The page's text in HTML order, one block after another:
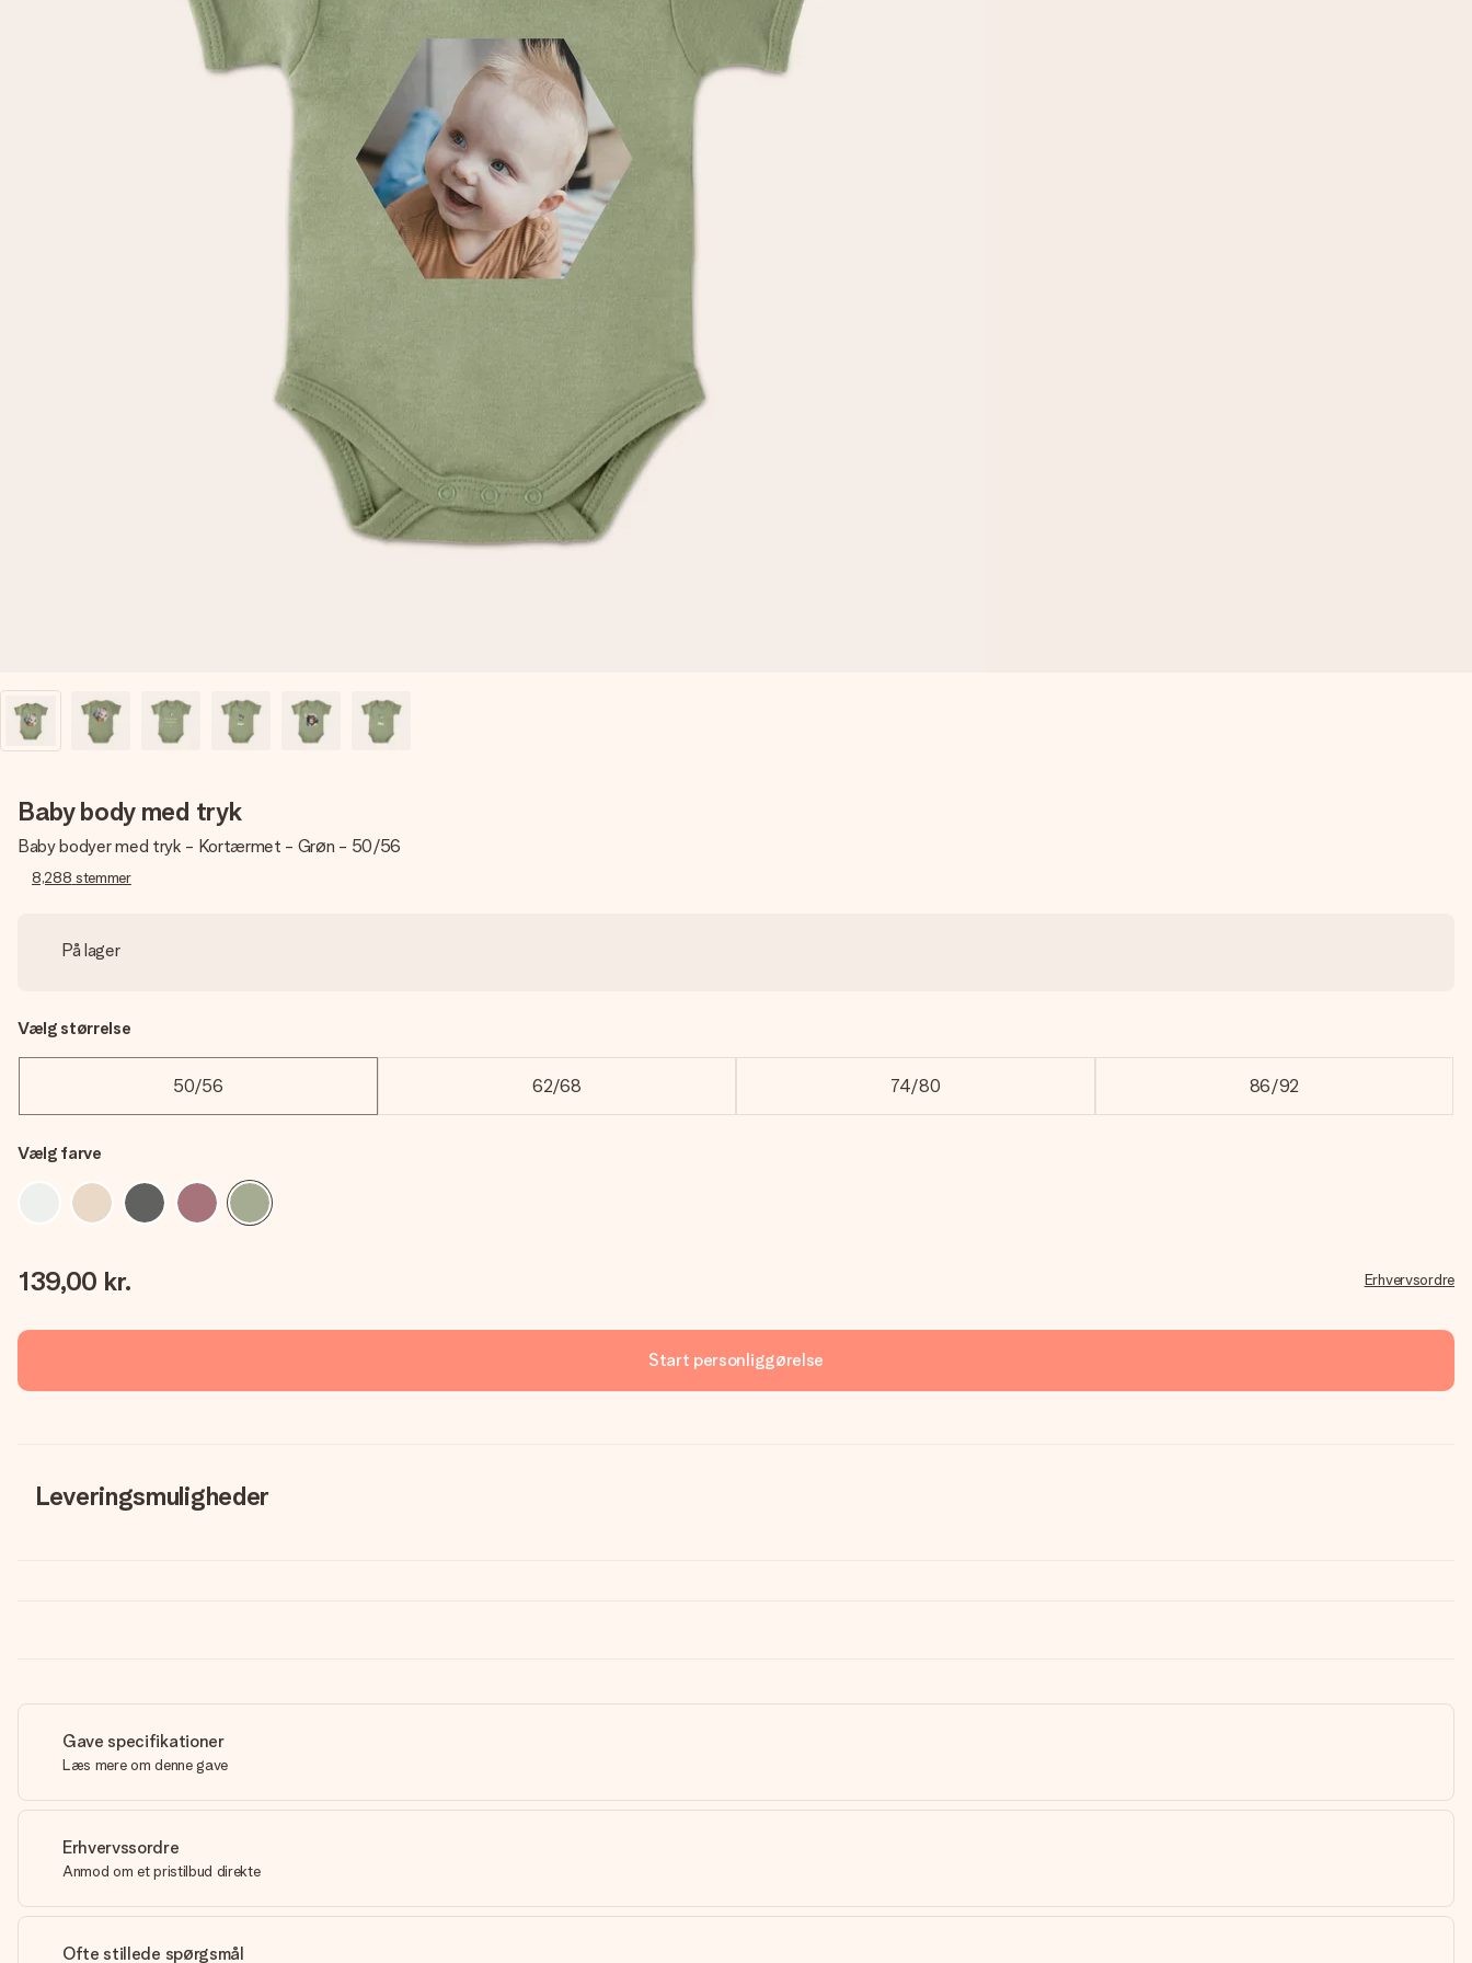
Baby body med tryk
Baby bodyer med tryk - Kortærmet - Grøn - 50/56
8,288 stemmer
På lager
Vælg størrelse
50/56 62/68 74/80 86/92
Vælg farve
139,00 kr. Erhvervsordre
Start personliggørelse
Leveringsmuligheder
Gave specifikationer
Læs mere om denne gave
Erhvervssordre
Anmod om et pristilbud direkte
Ofte stillede spørgsmål